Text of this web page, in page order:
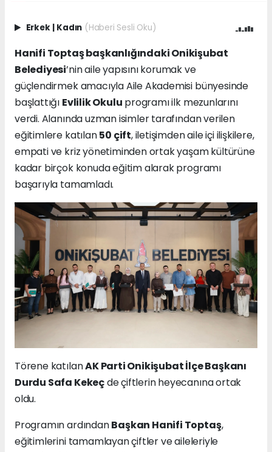
Erkek | Kadın (Haberi Sesli Oku)
Hanifi Toptaş başkanlığındaki Onikişubat
Belediyesi’nin aile yapısını korumak ve
güçlendirmek amacıyla Aile Akademisi bünyesinde
başlattığı Evlilik Okulu programı ilk mezunlarını
verdi. Alanında uzman isimler tarafından verilen
eğitimlere katılan50 çift, iletişimden aile içi ilişkilere,
empati ve kriz yönetiminden ortak yaşam kültürüne
kadar birçok konuda eğitim alarak programı
başarıyla tamamladı.
Törene katılanAK Parti Onikişubat İlçe Başkanı
Durdu Safa Kekeçde çiftlerin heyecanına ortak
oldu.
Programın ardındanBaşkan Hanifi Toptaş,
eğitimlerini tamamlayan çiftler ve aileleriyle